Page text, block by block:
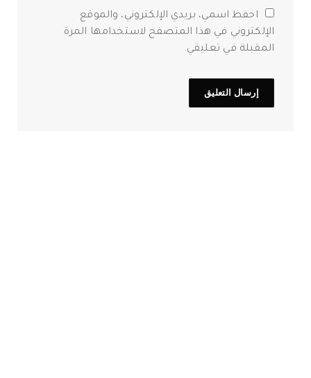
احفظ اسمي، بريدي الإلكتروني، والموقع
الإلكتروني في هذا المتصفح لاستخدامها المرة
المقبلة في تعليقي.